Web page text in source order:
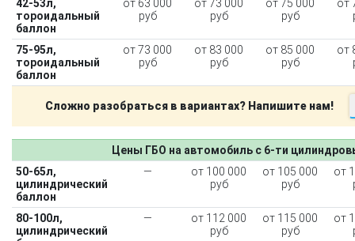
42-53л,
тороидальный
баллон
от 63 000
руб
от 73 000
руб
от 75 000
руб
от
75-95л,
тороидальный
баллон
от 73 000
руб
от 83 000
руб
от 85 000
руб
от
Сложно разобраться в вариантах? Напишите нам!
Цены ГБО на автомобиль с 6-ти
50-65л,
цилиндрический
баллон
—
от 100 000
руб
от 105 000
руб
от
80-100л,
цилиндрический
—
от 112 000
руб
от 115 000
руб
от